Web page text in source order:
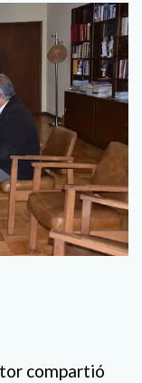
compartió